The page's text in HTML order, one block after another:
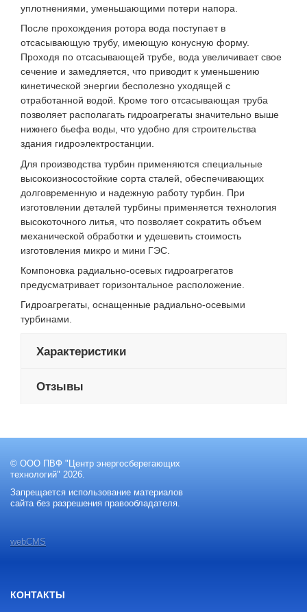
уплотнениями, уменьшающими потери напора.
После прохождения ротора вода поступает в
отсасывающую трубу, имеющую конусную форму.
Проходя по отсасывающей трубе, вода увеличивает свое
сечение и замедляется, что приводит к уменьшению
кинетической энергии бесполезно уходящей с
отработанной водой. Кроме того отсасывающая труба
позволяет располагать гидроагрегаты значительно выше
нижнего бьефа воды, что удобно для строительства
здания гидроэлектростанции.
Для производства турбин применяются специальные
высокоизносостойкие сорта сталей, обеспечивающих
долговременную и надежную работу турбин. При
изготовлении деталей турбины применяется технология
высокоточного литья, что позволяет сократить объем
механической обработки и удешевить стоимость
изготовления микро и мини ГЭС.
Компоновка радиально-осевых гидроагрегатов
предусматривает горизонтальное расположение.
Гидроагрегаты, оснащенные радиально-осевыми
турбинами.
Характеристики
Отзывы
© ООО ПВФ "Центр энергосберегающих
технологий" 2026.
Запрещается использование материалов
сайта без разрешения правообладателя.
webCMS
КОНТАКТЫ